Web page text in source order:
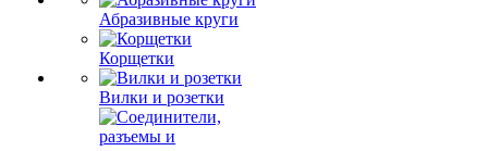
Абразивные круги
Корщетки
Вилки и розетки